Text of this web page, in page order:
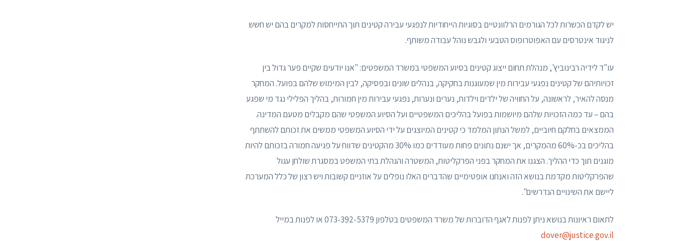
יש לקדם הכשרות לכל הגורמים הרלוונטיים בסוגיות הייחודיות לנפגעי עבירה קטינים תוך התייחסות למקרים בהם יש חשש
לניגוד אינטרסים עם האפוטרופוס הטבעי ולגבש נוהל עבודה משותף.
עו"ד לידיה רבינוביץ', מנהלת תחום ייצוג קטינים בסיוע המשפטי במשרד המשפטים: "אנו יודעים שקיים פער גדול בין
זכויותיהם של קטינים נפגעי עבירות מין שמעוגנות בחקיקה, בנהלים שונים ובפסיקה, לבין המימוש שלהם בפועל. המחקר
מנסה להאיר, לראשונה, על החוויה של ילדים וילדות, נערים ונערות, נפגעי עבירות מין חמורות, בהליך הפלילי נגד מי שפגע
בהם – עד כמה הזכויות שלהם מיושמות בפועל בהליכים המשפטיים ועל הסיוע המשפטי שהם מקבלים מטעם המדינה.
הממצאים בחלקם חיוביים, למשל הנתון המלמד כי קטינים המיוצגים על ידי הסיוע המשפטי ממשים את זכותם להשתתף
בהליכים בכ-60% מהמקרים, אך ישנם נתונים פחות מעודדים כמו 30% מהקטינים שדווח על פגיעה חמורה בזכותם להיות
מוגנים תוך כדי ההליך. הצגנו את המחקר בפני הפרקליטות, המשטרה והנהלת בתי המשפט במסגרת שולחן עגול
שהפרקליטות מקדמת בנושא הזה ואנחנו אופטימיים שהדברים האלו נופלים על אוזניים קשובות ויש רצון של כלל המערכת
ליישם את השינויים הנדרשים".
לתאום ראיונות בנושא ניתן לפנות לאגף הדוברות של משרד המשפטים בטלפון 073-392-5379 או לפנות במייל
dover@justice.gov.il